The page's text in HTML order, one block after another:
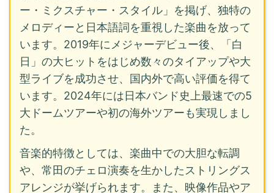
ー・ミクスチャー・スタイル」を掲げ、独特の
メロディーと日本語詞を重視した楽曲を放って
います。2019年にメジャーデビュー後、「白
日」の大ヒットをはじめ数々のタイアップや大
型ライブを成功させ、国内外で高い評価を得て
います。2024年には日本バンド史上最速での5
大ドームツアーや初の海外ツアーも実現しまし
た。
音楽的特徴としては、楽曲中での大胆な転調
や、常田のチェロ演奏を生かしたストリングス
アレンジが挙げられます。また、映像作品やア